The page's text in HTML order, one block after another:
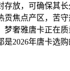
放，可确保其长
焦点产区，苦守
奢雅唐卡正在
2026年唐卡选